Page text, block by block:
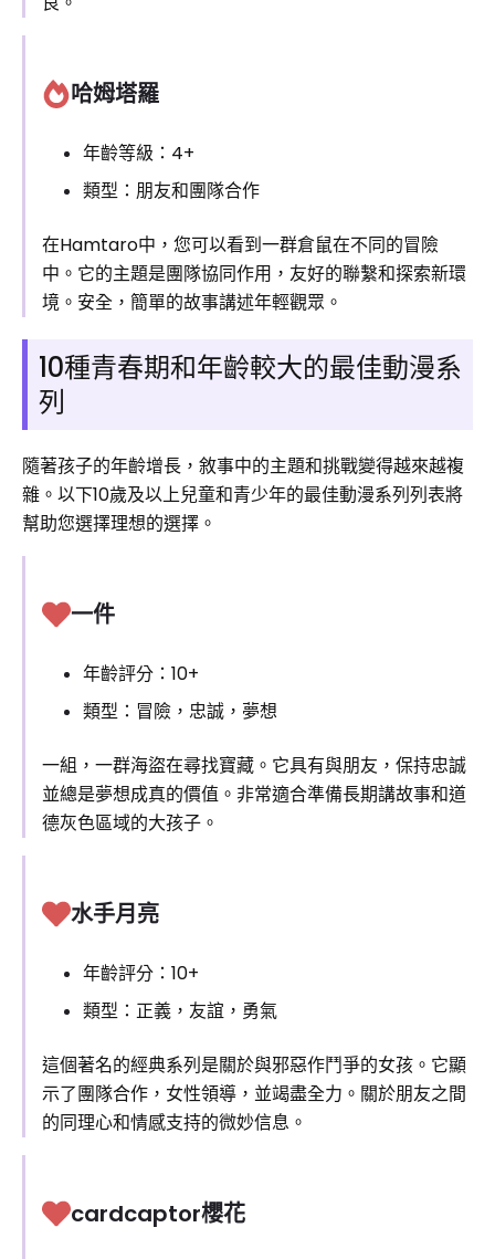
哈姆塔羅
年齡等級：4+
類型：朋友和團隊合作
在Hamtaro中，您可以看到一群倉鼠在不同的冒險
中。它的主題是團隊協同作用，友好的聯繫和探索新環
境。安全，簡單的故事講述年輕觀眾。
10種青春期和年齡較大的最佳動漫系
列
隨著孩子的年齡增長，敘事中的主題和挑戰變得越來越複
雜。以下10歲及以上兒童和青少年的最佳動漫系列列表將
幫助您選擇理想的選擇。
一件
年齡評分：10+
類型：冒險，忠誠，夢想
一組，一群海盜在尋找寶藏。它具有與朋友，保持忠誠
並總是夢想成真的價值。非常適合準備長期講故事和道
德灰色區域的大孩子。
水手月亮
年齡評分：10+
類型：正義，友誼，勇氣
這個著名的經典系列是關於與邪惡作鬥爭的女孩。它顯
示了團隊合作，女性領導，並竭盡全力。關於朋友之間
的同理心和情感支持的微妙信息。
cardcaptor櫻花